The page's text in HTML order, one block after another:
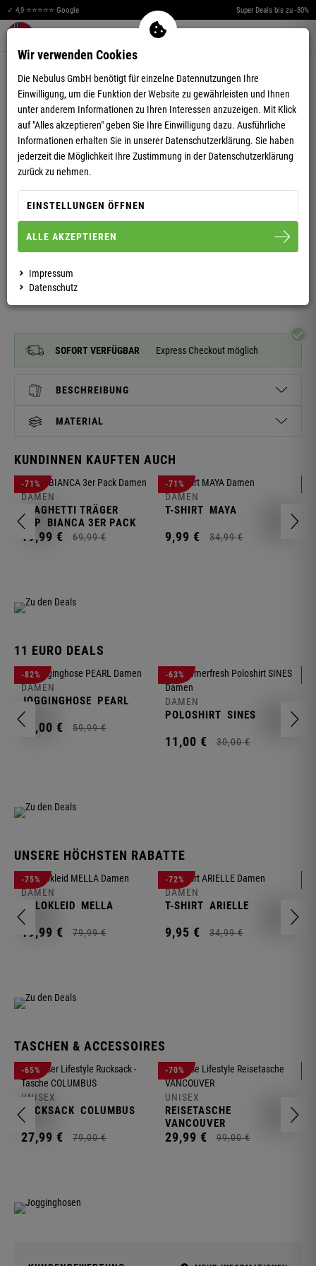
✓ 4,9 ⭐⭐⭐⭐⭐ Google Super Deals bis zu -80%
Warenkorb aufklappen
POLOSHIRT BENTER DAMEN
SOFORT VERFÜGBAR Express Checkout möglich
BESCHREIBUNG
MATERIAL
KUNDINNEN KAUFTEN AUCH
-71%
DAMEN
SPAGHETTI TRÄGER
TOP
BIANCA 3ER PACK
19,99 € 69,99 €
-71%
DAMEN
T-SHIRT MAYA
9,99 € 34,99 €
11 EURO DEALS
-82%
DAMEN
JOGGINGHOSE PEARL
11,00 € 59,99 €
-63%
DAMEN
POLOSHIRT SINES
11,00 € 30,00 €
UNSERE HÖCHSTEN RABATTE
-75%
DAMEN
POLOKLEID MELLA
19,99 € 79,99 €
-72%
DAMEN
T-SHIRT ARIELLE
9,95 € 34,99 €
TASCHEN & ACCESSOIRES
-65%
UNISEX
RUCKSACK COLUMBUS
27,99 € 79,00 €
-70%
UNISEX
REISETASCHE
VANCOUVER
29,99 € 99,00 €
Wir verwenden Cookies
Die Nebulus GmbH benötigt für einzelne Datennutzungen Ihre
Einwilligung, um die Funktion der Website zu gewährleisten und Ihnen
unter anderem Informationen zu Ihren Interessen anzuzeigen. Mit Klick
auf "Alles akzeptieren" geben Sie Ihre Einwilligung dazu. Ausführliche
Informationen erhalten Sie in unserer Datenschutzerklärung. Sie haben
jederzeit die Möglichkeit Ihre Zustimmung in der Datenschutzerklärung
zurück zu nehmen.
EINSTELLUNGEN ÖFFNEN
ALLE AKZEPTIEREN
Impressum
Datenschutz